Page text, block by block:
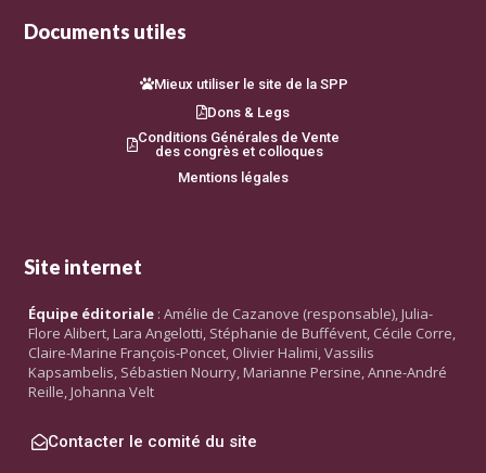
Documents utiles
Mieux utiliser le site de la SPP
Dons & Legs
Conditions Générales de Vente
des congrès et colloques
Mentions légales
Site internet
Équipe éditoriale : Amélie de Cazanove (responsable), Julia-
Flore Alibert, Lara Angelotti, Stéphanie de Buffévent, Cécile Corre,
Claire-Marine François-Poncet, Olivier Halimi, Vassilis
Kapsambelis, Sébastien Nourry, Marianne Persine, Anne-André
Reille, Johanna Velt
Contacter le comité du site